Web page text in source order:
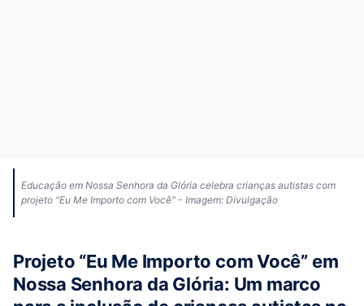
Educação em Nossa Senhora da Glória celebra crianças autistas com
projeto "Eu Me Importo com Você" - Imagem: Divulgação
Projeto “Eu Me Importo com Você” em
Nossa Senhora da Glória: Um marco